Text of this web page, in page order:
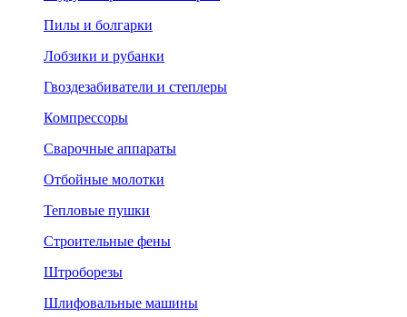
Пилы и болгарки
Лобзики и рубанки
Гвоздезабиватели и степлеры
Компрессоры
Сварочные аппараты
Отбойные молотки
Тепловые пушки
Строительные фены
Штроборезы
Шлифовальные машины